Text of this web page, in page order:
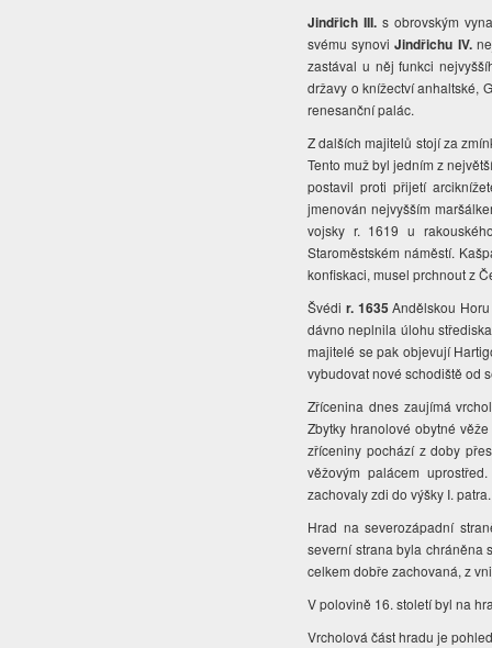
Jindřich III. s obrovským
svému synoviJindřichu IV.
zastával u něj funkci
državy o knížectví anhaltské,
renesanční palác.
Z dalších majitelů stojí za
Tento muž byl jedním z
postavil proti přijetí
jmenován nejvyšším
vojsky r. 1619 u
Staroměstském náměstí.
konfiskaci, musel prchnout z
Švédi r. 1635 Andělskou
dávno neplnila úlohu
majitelé se pak objevují
vybudovat nové schodiště od
Zřícenina dnes zaujímá
Zbytky hranolové obytné
zříceniny pochází z doby
věžovým palácem
zachovaly zdi do výšky I.
Hrad na severozápadní
severní strana byla chráněna
celkem dobře zachovaná, z
V polovině 16. století byl na
Vrcholová část hradu je